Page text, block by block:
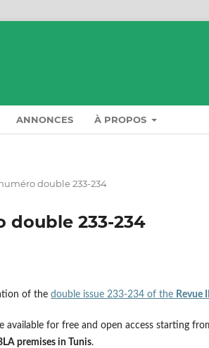
ANNONCES À PROPOS
double 233-234
double 233-234
of the double issue 233-234 of the Revue
available for free and open access starting
premises in Tunis.